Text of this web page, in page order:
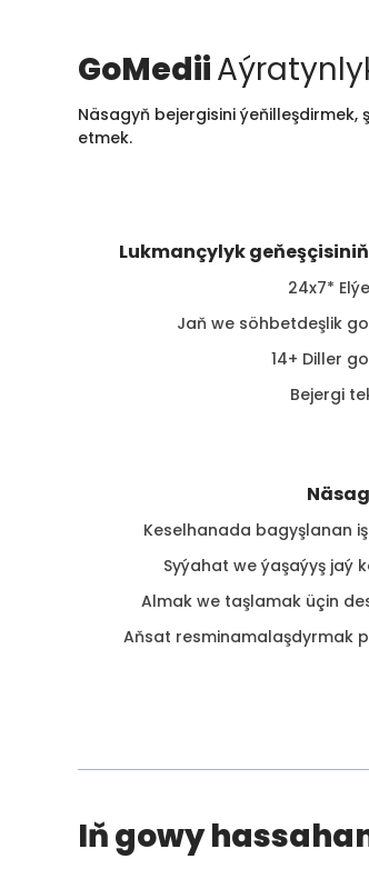
GoMedii
Näsagyň bejergisini
etmek.
Lukmançylyk
24x7*
Jaň we söhbetdeşlik
14+ Diller
Bejergi
Keselhanada bagyşlanan
Syýahat we ýaşaýyş jaý
Almak we taşlamak üçin
Aňsat resminamalaşdyrmak
Iň gowy